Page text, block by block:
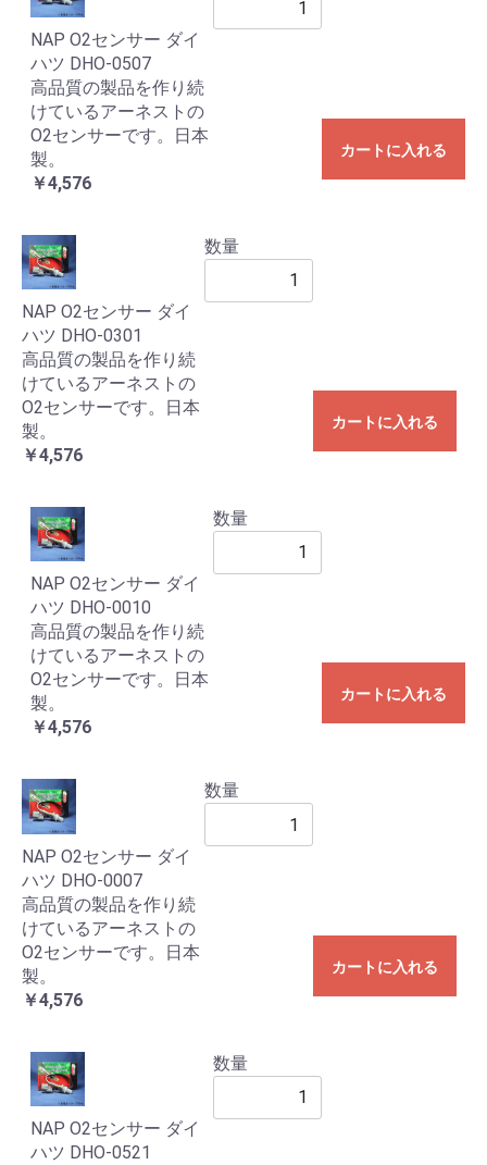
NAP O2センサー ダイ
ハツ DHO-0507
高品質の製品を作り続
けているアーネストの
O2センサーです。日本
製。
￥4,576
カートに入れる
NAP O2センサー ダイ
ハツ DHO-0301
高品質の製品を作り続
けているアーネストの
O2センサーです。日本
製。
￥4,576
数量
カートに入れる
NAP O2センサー ダイ
ハツ DHO-0010
高品質の製品を作り続
けているアーネストの
O2センサーです。日本
製。
￥4,576
数量
カートに入れる
NAP O2センサー ダイ
ハツ DHO-0007
高品質の製品を作り続
けているアーネストの
O2センサーです。日本
製。
￥4,576
数量
カートに入れる
NAP O2センサー ダイ
ハツ DHO-0521
数量